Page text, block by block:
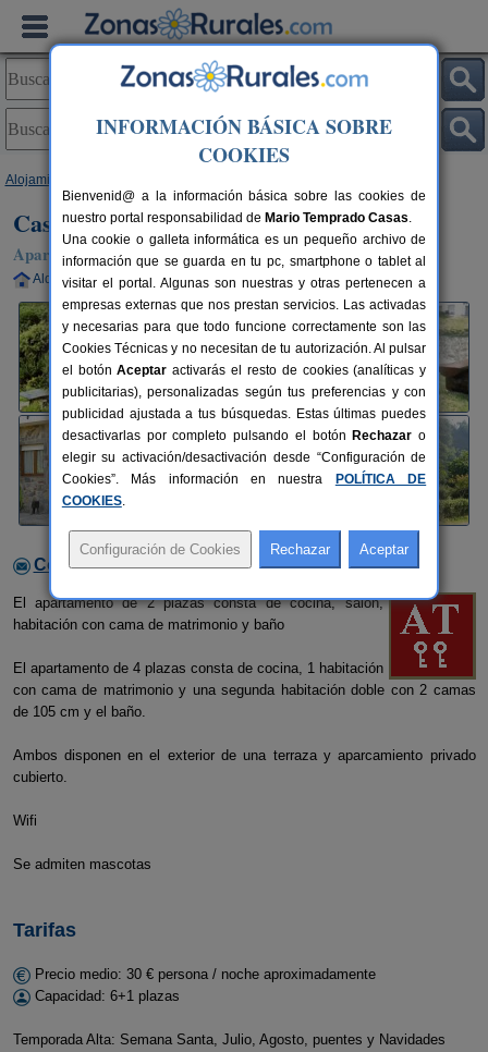
Alojamientos
Casa El Caminero
Apartamentos Rurales en Valdés (Asturias)
Alquiler completo 6+1 plazas 98 km de Oviedo
Contactar con el alojamiento
El apartamento de 2 plazas consta de cocina, salón,
habitación con cama de matrimonio y baño
El apartamento de 4 plazas consta de cocina, 1 habitación
con cama de matrimonio y una segunda habitación doble con 2 camas
de 105 cm y el baño.
Ambos disponen en el exterior de una terraza y aparcamiento privado
cubierto.
Wifi
Se admiten mascotas
Tarifas
Precio medio: 30 € persona / noche aproximadamente
Capacidad: 6+1 plazas
Temporada Alta: Semana Santa, Julio, Agosto, puentes y Navidades
INFORMACIÓN BÁSICA SOBRE
COOKIES
Bienvenid@ a la información básica sobre las cookies de
nuestro portal responsabilidad de Mario Temprado Casas.
Una cookie o galleta informática es un pequeño archivo de
información que se guarda en tu pc, smartphone o tablet al
visitar el portal. Algunas son nuestras y otras pertenecen a
empresas externas que nos prestan servicios. Las activadas
y necesarias para que todo funcione correctamente son las
Cookies Técnicas y no necesitan de tu autorización. Al pulsar
el botónAceptar activarás el resto de cookies (analíticas y
publicitarias), personalizadas según tus preferencias y con
publicidad ajustada a tus búsquedas. Estas últimas puedes
desactivarlas por completo pulsando el botón Rechazar o
elegir su activación/desactivación desde “Configuración de
Cookies”. Más información en nuestra
POLÍTICA DE
COOKIES.